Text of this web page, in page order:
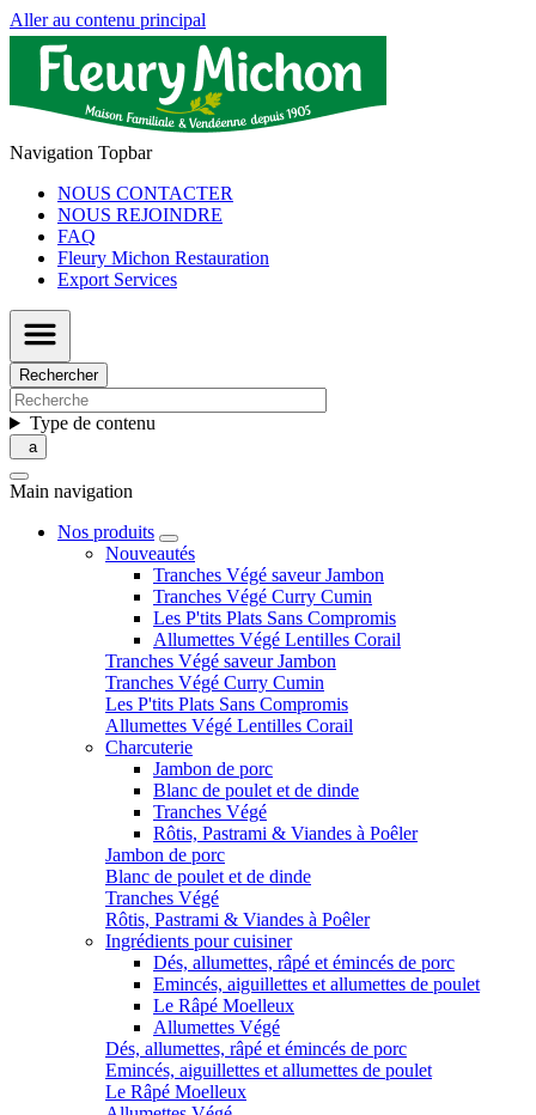
Aller au contenu principal
Navigation Topbar
NOUS CONTACTER
NOUS REJOINDRE
FAQ
Fleury Michon Restauration
Export Services
Rechercher
Type de contenu
Main navigation
Nos produits
Nouveautés
Tranches Végé saveur Jambon
Tranches Végé Curry Cumin
Les P'tits Plats Sans Compromis
Allumettes Végé Lentilles Corail
Tranches Végé saveur Jambon
Tranches Végé Curry Cumin
Les P'tits Plats Sans Compromis
Allumettes Végé Lentilles Corail
Charcuterie
Jambon de porc
Blanc de poulet et de dinde
Tranches Végé
Rôtis, Pastrami & Viandes à Poêler
Jambon de porc
Blanc de poulet et de dinde
Tranches Végé
Rôtis, Pastrami & Viandes à Poêler
Ingrédients pour cuisiner
Dés, allumettes, râpé et émincés de porc
Emincés, aiguillettes et allumettes de poulet
Le Râpé Moelleux
Allumettes Végé
Dés, allumettes, râpé et émincés de porc
Emincés, aiguillettes et allumettes de poulet
Le Râpé Moelleux